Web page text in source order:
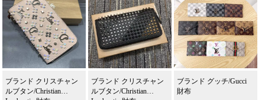
ブランド クリスチャン
ルブタン/Christian
ブランド クリスチャン
ルブタン/Christian
ブランド グッチ/Gucci
財布